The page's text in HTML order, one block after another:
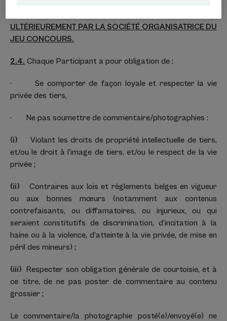
ULTÉRIEUREMENT PAR LA SOCIÉTÉ ORGANISATRICE DU
JEU CONCOURS.
2.4. Chaque Participant a pour obligation de :
· Se comporter de façon loyale et respecter la vie
privée des tiers,
· Ne pas soumettre de commentaire/photographies :
(i)Violant les droits de propriété intellectuelle de tiers,
et/ou le droit à l’image de tiers, et/ou le respect de la vie
privée ;
(ii) Contraires aux lois et règlements belges en vigueur
ou aux bonnes mœurs (notamment aux contenus
contrefaisants, ou diffamatoires, ou injurieux, ou qui
seraient constitutifs de discrimination, d’incitation à la
haine ou à la violence, d’atteinte à la vie privée, de mise en
péril des mineurs) ;
(iii) Respecter son obligation générale de courtoisie, et à
ce titre, de ne pas poster de commentaire au contenu
grossier ;
Le commentaire/la photographie posté(e)/envoyé(e) ne